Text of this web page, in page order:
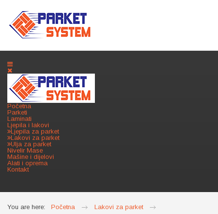
Početna
Parketi
Laminati
Ljepila i lakovi
Ljepila za parket
Lakovi za parket
Ulja za parket
Nivelir Mase
Mašine i dijelovi
Alati i oprema
Kontakt
You are here: Početna
Lakovi za parket